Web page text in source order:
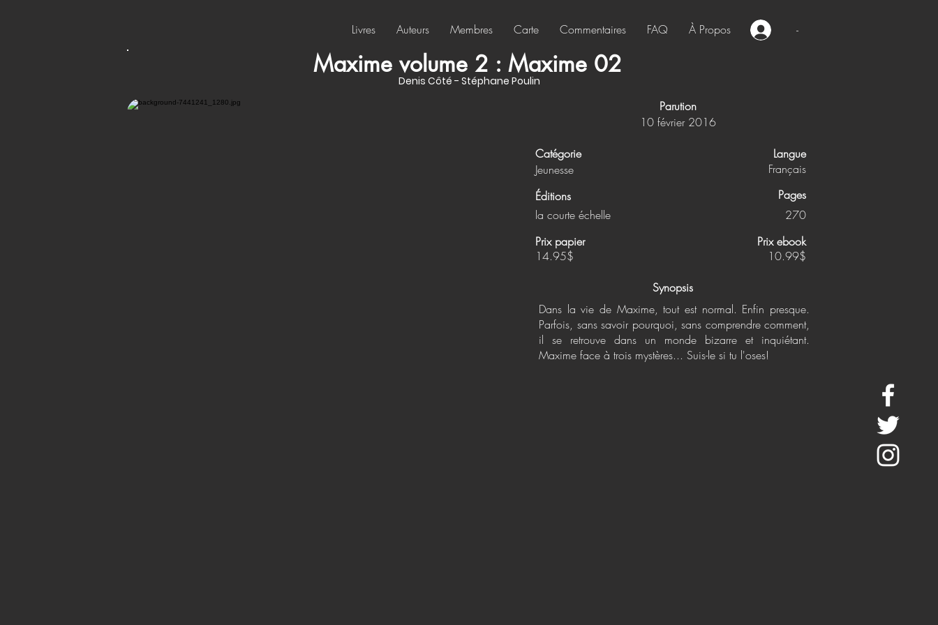
Livres Auteurs Membres Carte Commentaires FAQ À Propos -
Maxime volume 2 : Maxime 02
Denis Côté - Stéphane Poulin
Parution
10 février 2016
Catégorie
Jeunesse
Langue
Français
Éditions
Pages
la courte échelle
270
Prix papier
14.95$
Prix ebook
10.99$
Synopsis
Dans la vie de Maxime, tout est normal. Enfin presque.
Parfois, sans savoir pourquoi, sans comprendre comment,
il se retrouve dans un monde bizarre et inquiétant.
Maxime face à trois mystères... Suis-le si tu l'oses!